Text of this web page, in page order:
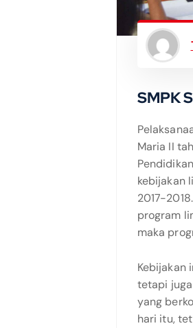
SMPK
Maria II
kebijakan
2017-
program
maka
Kebijakan
tetapi
yang
hari itu,